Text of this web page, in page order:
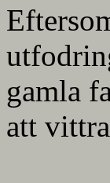
gamla
att